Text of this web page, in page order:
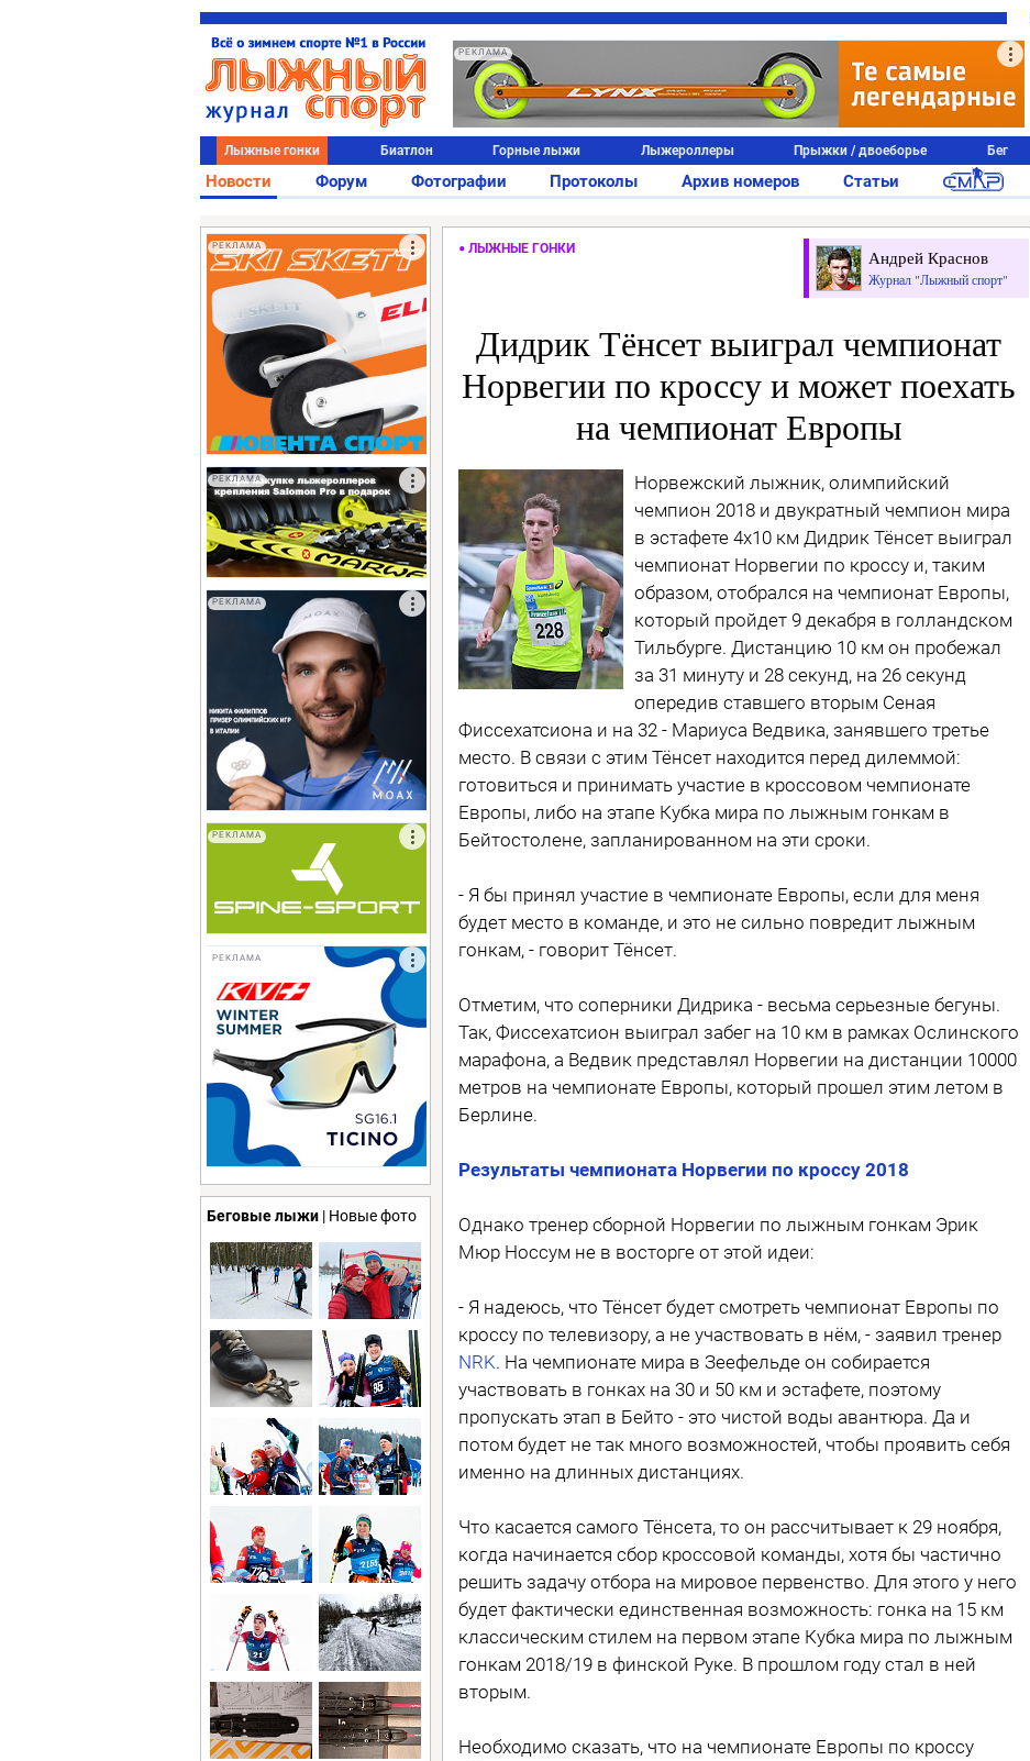
РЕКЛАМА
Лыжные гонки Биатлон Горные лыжи Лыжероллеры Прыжки / двоеборье Бег
Новости Форум Фотографии Протоколы Архив номеров Статьи
РЕКЛАМА
РЕКЛАМА
РЕКЛАМА
РЕКЛАМА
РЕКЛАМА
Беговые лыжи | Новые фото
ЛЫЖНЫЕ ГОНКИ Андрей Краснов
Журнал "Лыжный спорт"
Дидрик Тёнсет выиграл чемпионат
Норвегии по кроссу и может поехать
на чемпионат Европы
Норвежский лыжник, олимпийский
чемпион 2018 и двукратный чемпион мира
в эстафете 4х10 км Дидрик Тёнсет выиграл
чемпионат Норвегии по кроссу и, таким
образом, отобрался на чемпионат Европы,
который пройдет 9 декабря в голландском
Тильбурге. Дистанцию 10 км он пробежал
за 31 минуту и 28 секунд, на 26 секунд
опередив ставшего вторым Сеная
Фиссехатсиона и на 32 - Мариуса Ведвика, занявшего третье
место. В связи с этим Тёнсет находится перед дилеммой:
готовиться и принимать участие в кроссовом чемпионате
Европы, либо на этапе Кубка мира по лыжным гонкам в
Бейтостолене, запланированном на эти сроки.
- Я бы принял участие в чемпионате Европы, если для меня
будет место в команде, и это не сильно повредит лыжным
гонкам, - говорит Тёнсет.
Отметим, что соперники Дидрика - весьма серьезные бегуны.
Так, Фиссехатсион выиграл забег на 10 км в рамках Ослинского
марафона, а Ведвик представлял Норвегии на дистанции 10000
метров на чемпионате Европы, который прошел этим летом в
Берлине.
Результаты чемпионата Норвегии по кроссу 2018
Однако тренер сборной Норвегии по лыжным гонкам Эрик
Мюр Носсум не в восторге от этой идеи:
- Я надеюсь, что Тёнсет будет смотреть чемпионат Европы по
кроссу по телевизору, а не участвовать в нём, - заявил тренер
NRK. На чемпионате мира в Зеефельде он собирается
участвовать в гонках на 30 и 50 км и эстафете, поэтому
пропускать этап в Бейто - это чистой воды авантюра. Да и
потом будет не так много возможностей, чтобы проявить себя
именно на длинных дистанциях.
Что касается самого Тёнсета, то он рассчитывает к 29 ноября,
когда начинается сбор кроссовой команды, хотя бы частично
решить задачу отбора на мировое первенство. Для этого у него
будет фактически единственная возможность: гонка на 15 км
классическим стилем на первом этапе Кубка мира по лыжным
гонкам 2018/19 в финской Руке. В прошлом году стал в ней
вторым.
Необходимо сказать, что на чемпионате Европы по кроссу